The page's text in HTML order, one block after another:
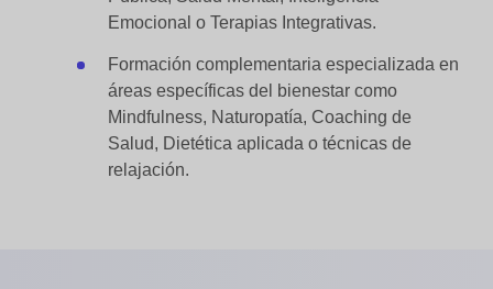
Emocional o Terapias Integrativas.
Formación complementaria especializada en
áreas específicas del bienestar como
Mindfulness, Naturopatía, Coaching de
Salud, Dietética aplicada o técnicas de
relajación.